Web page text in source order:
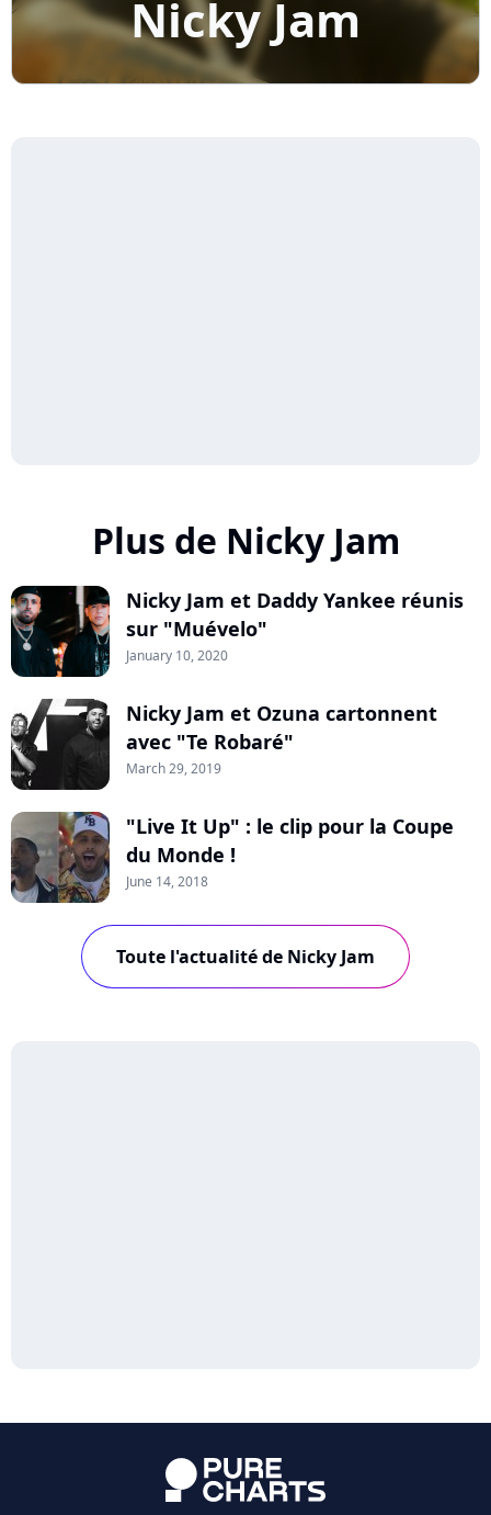
Nicky Jam
Plus de Nicky Jam
Nicky Jam et Daddy Yankee réunis
sur "Muévelo"
January 10, 2020
Nicky Jam et Ozuna cartonnent
avec "Te Robaré"
March 29, 2019
"Live It Up" : le clip pour la Coupe
du Monde !
June 14, 2018
Toute l'actualité de Nicky Jam